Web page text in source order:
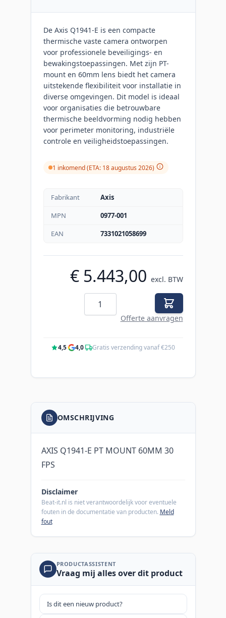
De Axis Q1941-E is een compacte
thermische vaste camera ontworpen
voor professionele beveiligings- en
bewakingstoepassingen. Met zijn PT-
mount en 60mm lens biedt het camera
uitstekende flexibiliteit voor installatie in
diverse omgevingen. Dit model is ideaal
voor organisaties die betrouwbare
thermische beeldvorming nodig hebben
voor perimeter monitoring, industriële
controle en veiligheidstoepassingen.
1 inkomend (ETA: 18 augustus 2026)
Fabrikant
Axis
MPN
0977-001
EAN
7331021058699
€ 5.443,00 excl. BTW
Aantal
Offerte aanvragen
4,5· 4,0· Gratis verzending vanaf €250
OMSCHRIJVING
AXIS Q1941-E PT MOUNT 60MM 30
FPS
Disclaimer
Beat-it.nl is niet verantwoordelijk voor eventuele
fouten in de documentatie van producten. Meld
fout
PRODUCTASSISTENT
Vraag mij alles over dit product
Is dit een nieuw product?